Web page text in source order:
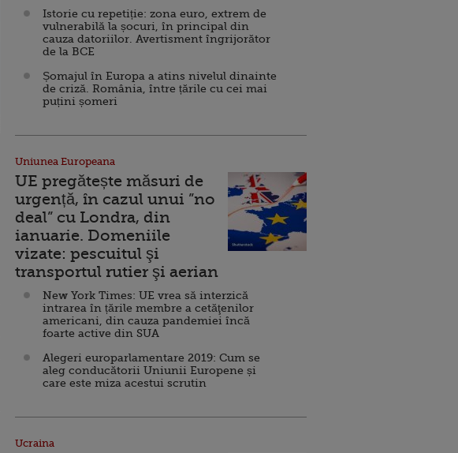
Istorie cu repetiție: zona euro, extrem de
vulnerabilă la șocuri, în principal din
cauza datoriilor. Avertisment îngrijorător
de la BCE
Șomajul în Europa a atins nivelul dinainte
de criză. România, între țările cu cei mai
puțini șomeri
Uniunea Europeana
UE pregătește măsuri de
urgență, în cazul unui ”no
deal” cu Londra, din
ianuarie. Domeniile
vizate: pescuitul şi
transportul rutier şi aerian
New York Times: UE vrea să interzică
intrarea în țările membre a cetăţenilor
americani, din cauza pandemiei încă
foarte active din SUA
Alegeri europarlamentare 2019: Cum se
aleg conducătorii Uniunii Europene și
care este miza acestui scrutin
Ucraina